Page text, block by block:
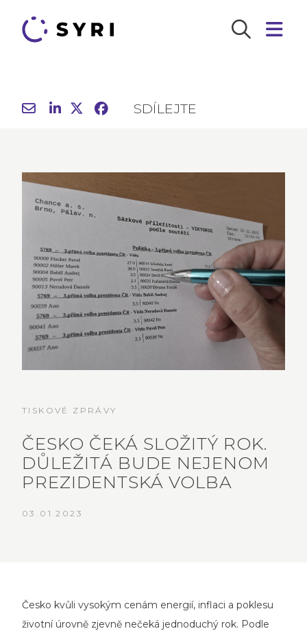
SDÍLEJTE
TISKOVÉ ZPRÁVY
ČESKO ČEKÁ SLOŽITÝ ROK.
DŮLEŽITÁ BUDE NEJENOM
PREZIDENTSKÁ VOLBA
03.01.2023
Česko kvůli vysokým cenám energií, inflaci a poklesu
životní úrovně zjevně nečeká jednoduchý rok. Podle